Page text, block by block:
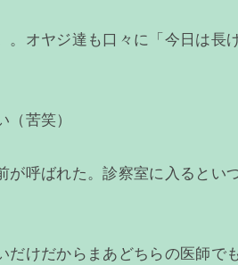
オヤジ達も口々に「今日は長
苦笑）
呼ばれた。診察室に入るとい
けだからまあどちらの医師で